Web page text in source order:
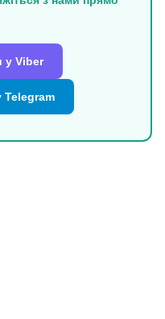
у Viber
Telegram